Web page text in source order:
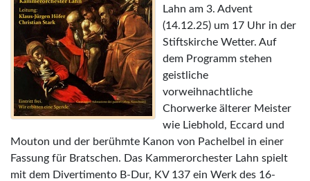
Lahn am 3. Advent
(14.12.25) um 17 Uhr in der
Stiftskirche Wetter. Auf
dem Programm stehen
geistliche
vorweihnachtliche
Chorwerke älterer Meister
wie Liebhold, Eccard und
Mouton und der berühmte Kanon von Pachelbel in einer
Fassung für Bratschen. Das Kammerorchester Lahn spielt
mit dem Divertimento B-Dur, KV 137 ein Werk des 16-